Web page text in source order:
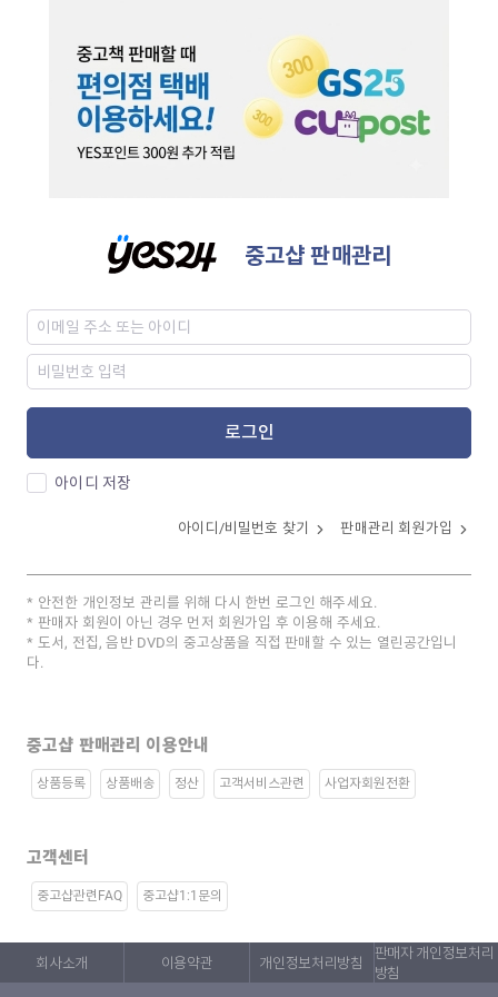
중고샵 판매관리
로그인
아이디 저장
아이디/비밀번호 찾기 판매관리 회원가입
안전한 개인정보 관리를 위해 다시 한번 로그인 해주세요.
판매자 회원이 아닌 경우 먼저 회원가입 후 이용해 주세요.
도서, 전집, 음반 DVD의 중고상품을 직접 판매할 수 있는 열린공간입니
다.
중고샵 판매관리 이용안내
상품등록 상품배송 정산 고객서비스관련 사업자회원전환
고객센터
중고샵관련FAQ 중고샵1:1문의
회사소개 이용약관 개인정보처리방침
판매자 개인정보처리
방침